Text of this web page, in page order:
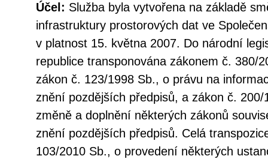
Účel: Služba byla vytvořena na základě
infrastruktury prostorových dat ve
v platnost 15. května 2007. Do národní
republice transponována zákonem č. 380/
zákon č. 123/1998 Sb., o právu na
znění pozdějších předpisů, a zákon č.
změně a doplnění některých zákonů
znění pozdějších předpisů. Celá
103/2010 Sb., o provedení některých